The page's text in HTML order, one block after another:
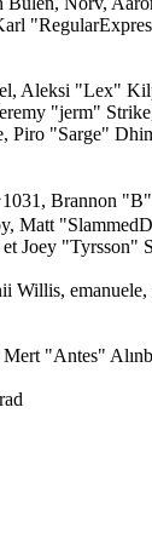
"Lex"
"jerm"
"Sarge"
Brannon
Joey "Tyrsson"
emanuele,
"Antes"